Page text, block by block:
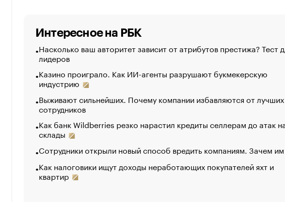
Интересное на РБК
Насколько ваш авторитет зависит от атрибутов престижа? Тест
лидеров
Казино проиграло. Как ИИ-агенты разрушают букмекерскую
индустрию
Выживают сильнейших. Почему компании избавляются от лучших
сотрудников
Как банк Wildberries резко нарастил кредиты селлерам до атак
склады
Сотрудники открыли новый способ вредить компаниям. Зачем
Как налоговики ищут доходы неработающих покупателей яхт и
квартир